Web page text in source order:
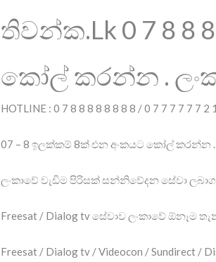
තිවන්ක.Lk 0 7 8 8
කෝල් කරන්න .
HOTLINE : 0 7 8 8 8 8 8 8 8 8 / 0 7 7 7 7 7 7 2
07 – 8 ඉලක්කම් 8ක් එන අංකයට කෝල් කරන්න .
ලංකාවේ වැඩිම පිරිසක් සන්නිවේදන සේවා
Freesat / Dialog tv සේවාව ලංකාවේ ඕනෑම
Freesat / Dialog tv / Videocon / Sundirect